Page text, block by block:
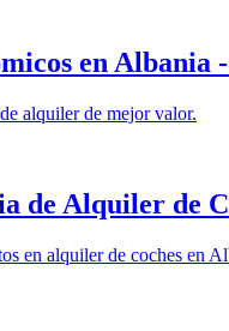
en Albania
alquiler de mejor valor.
de Alquiler de
en alquiler de coches en